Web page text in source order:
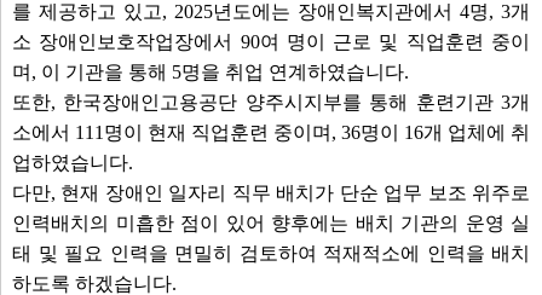
를 제공하고 있고, 2025년도에는 장애인복지관에서 4명, 3개
소 장애인보호작업장에서 90여 명이 근로 및 직업훈련 중이
며, 이 기관을 통해 5명을 취업 연계하였습니다.
또한, 한국장애인고용공단 양주시지부를 통해 훈련기관 3개
소에서 111명이 현재 직업훈련 중이며, 36명이 16개 업체에 취
업하였습니다.
다만, 현재 장애인 일자리 직무 배치가 단순 업무 보조 위주로
인력배치의 미흡한 점이 있어 향후에는 배치 기관의 운영 실
태 및 필요 인력을 면밀히 검토하여 적재적소에 인력을 배치
하도록 하겠습니다.